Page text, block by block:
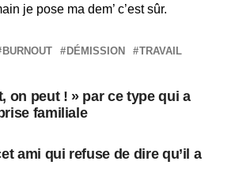
je pose ma dem’ c’est sûr.
BURNOUT DÉMISSION TRAVAIL
on peut ! » par ce type qui a
familiale
ami qui refuse de dire qu’il a